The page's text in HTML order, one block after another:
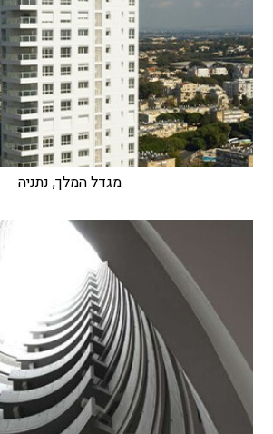
מגדל המלך, נתניה